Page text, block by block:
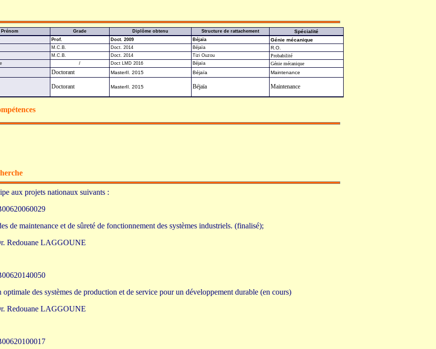
Prénom Grade Diplôme obtenu Structure de rattachement Spécialité
Prof. Doct. 2009 Béjaïa Génie mécanique
M.C.B. Doct. 2014 Béjaïa R.O.
M.C.B. Doct. 2014 Tizi Ouzou Probabilité
/ Doct LMD 2016 Béjaïa Génie mécanique
Doctorant MasterII. 2015 Béjaïa Maintenance
Doctorant MasterII. 2015 Béjaïa Maintenance
aux projets nationaux suivants :
de maintenance et de sûreté de fonctionnement des systèmes industriels. (finalisé);
Redouane LAGGOUNE
des systèmes de production et de service pour un développement durable (en cours)
Redouane LAGGOUNE